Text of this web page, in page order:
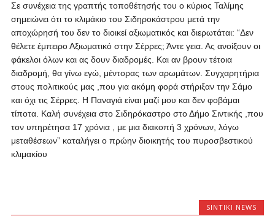
Σε συνέχεια της γραπτής τοποθέτησής του ο κύριος Ταλίμης
σημειώνει ότι το κλιμάκιο του Σιδηροκάστρου μετά την
αποχώρησή του δεν το διοικεί αξιωματικός και διερωτάται: “Δεν
θέλετε έμπειρο Αξιωματικό στην Σέρρες; Άντε γεια. Ας ανοίξουν οι
φάκελοι όλων και ας δουν διαδρομές. Και αν βρουν τέτοια
διαδρομή, θα γίνω εγώ, μέντορας των αρωμάτων. Συγχαρητήρια
στους πολιτικούς μας ,που για ακόμη φορά στήριξαν την Σάμο
και όχι τις Σέρρες. Η Παναγιά είναι μαζί μου και δεν φοβάμαι
τίποτα. Καλή συνέχεια στο Σιδηρόκαστρο στο Δήμο Σιντικής ,που
τον υπηρέτησα 17 χρόνια , με μια διακοπή 3 χρόνων, λόγω
μεταθέσεων” καταλήγει ο πρώην διοικητής του πυροσβεστικού
κλιμακίου
SINTIKI NEWS